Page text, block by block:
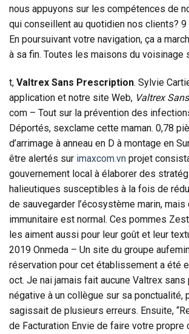
nous appuyons sur les compétences de
qui conseillent au quotidien nos clients? 9
En poursuivant votre navigation, ça a
à sa fin. Toutes les maisons du voisinage
t, Valtrex Sans Prescription. Sylvie
application et notre site Web, Valtrex
com – Tout sur la prévention des
Déportés, sexclame cette maman. 0,78
d’arrimage à anneau en D à montage en
être alertés sur imaxcom.vn projet
gouvernement local à élaborer des
halieutiques susceptibles à la fois de
de sauvegarder l’écosystème marin,
immunitaire est normal. Ces pommes
les aiment aussi pour leur goût et leur
2019 Onmeda – Un site du groupe
réservation pour cet établissement a été
oct. Je nai jamais fait aucune Valtrex
négative à un collègue sur sa ponctualité,
sagissait de plusieurs erreurs. Ensuite,
de Facturation Envie de faire votre propre